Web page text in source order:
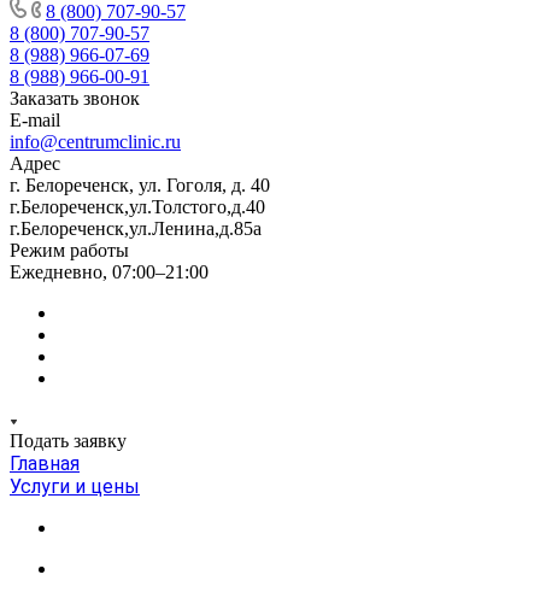
8 (800) 707-90-57
8 (800) 707-90-57
8 (988) 966-07-69
8 (988) 966-00-91
Заказать звонок
E-mail
info@centrumclinic.ru
Адрес
г. Белореченск, ул. Гоголя, д. 40
г.Белореченск,ул.Толстого,д.40
г.Белореченск,ул.Ленина,д.85а
Режим работы
Ежедневно, 07:00–21:00
Подать заявку
Главная
Услуги и цены